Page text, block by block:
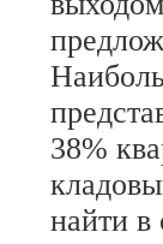
38%
найти в